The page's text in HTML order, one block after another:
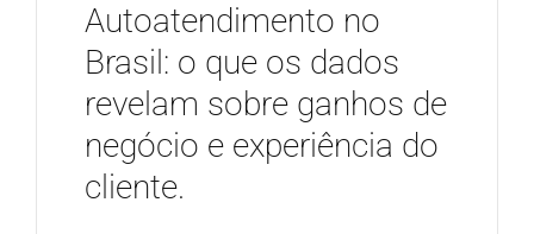
Autoatendimento no
Brasil: o que os dados
revelam sobre ganhos de
negócio e experiência do
cliente.